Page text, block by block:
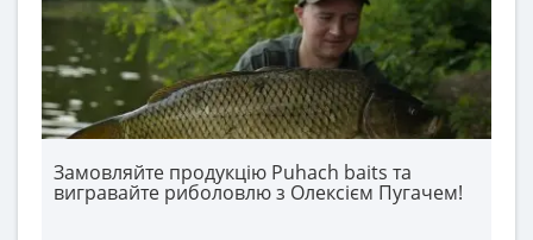
Замовляйте продукцію Puhach baits та
вигравайте риболовлю з Олексієм Пугачем!